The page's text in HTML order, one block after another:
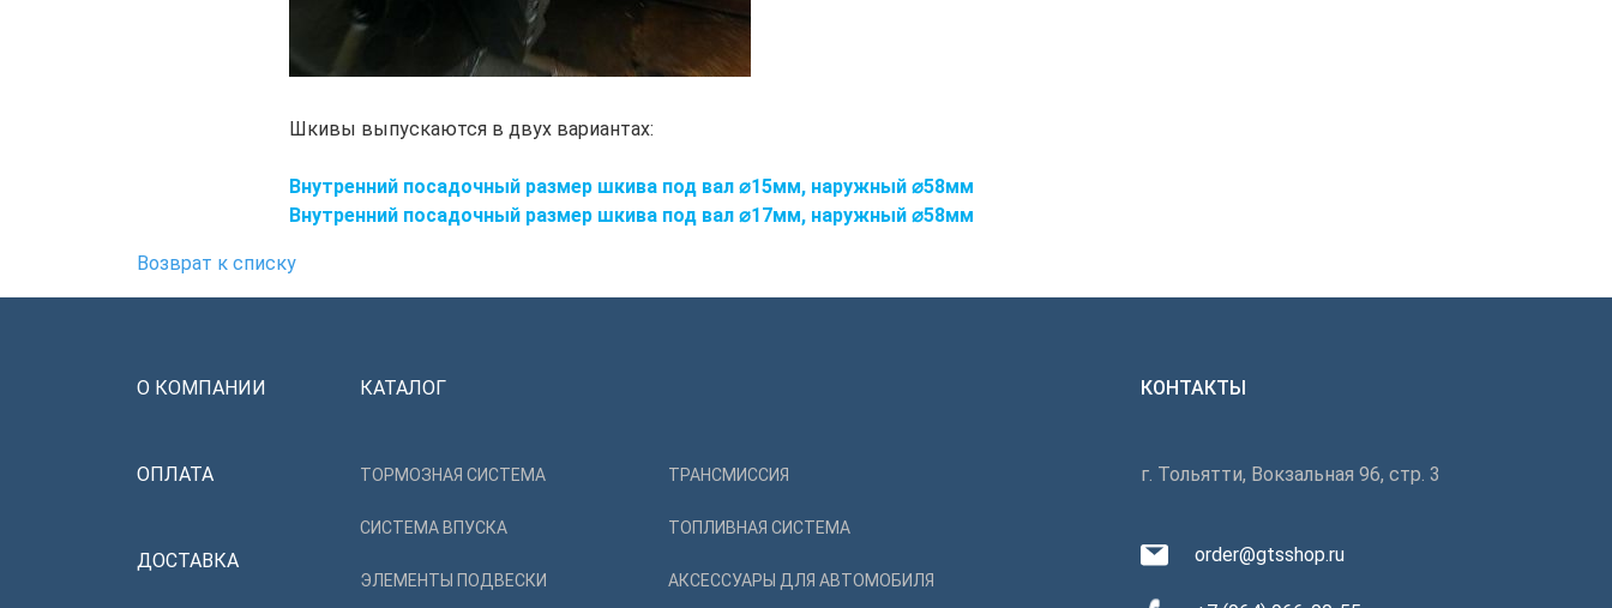
Шкивы выпускаются в двух вариантах:
Внутренний посадочный размер шкива под вал ⌀15мм, наружный ⌀58мм
Внутренний посадочный размер шкива под вал ⌀17мм, наружный ⌀58мм
Возврат к списку
О КОМПАНИИ
ОПЛАТА
ДОСТАВКА
КАТАЛОГ
ТОРМОЗНАЯ СИСТЕМА
СИСТЕМА ВПУСКА
ЭЛЕМЕНТЫ ПОДВЕСКИ
ТРАНСМИССИЯ
ТОПЛИВНАЯ СИСТЕМА
АКСЕССУАРЫ ДЛЯ АВТОМОБИЛЯ
КОНТАКТЫ
г. Тольятти, Вокзальная 96, стр. 3
order@gtsshop.ru